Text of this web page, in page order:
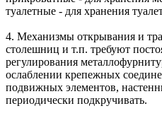
туалетные - для хранения
4. Механизмы открывания и
столешниц и т.п. требуют
регулирования
ослаблении крепежных
подвижных элементов,
периодически подкручивать.